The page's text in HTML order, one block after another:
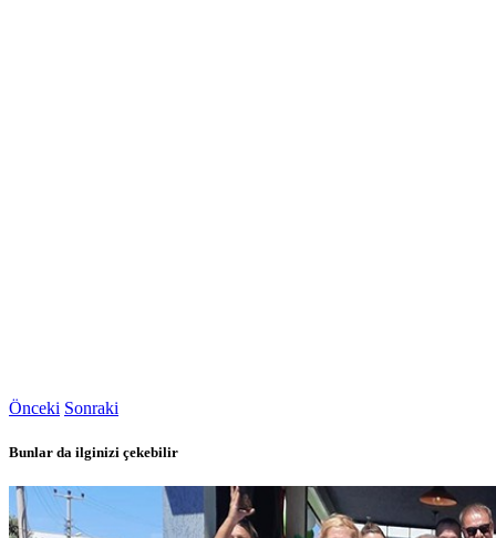
Önceki Sonraki
Bunlar da ilginizi çekebilir